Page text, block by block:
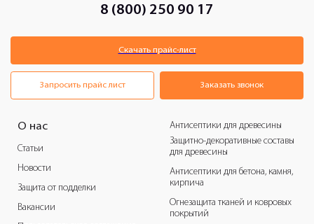
8 (800) 250 90 17
Скачать прайс-лист
Запросить прайс лист
О нас
Статьи
Новости
Защита от подделки
Вакансии
Антисептики для древесины
Защитно-декоративные составы
для древесины
Антисептики для бетона, камня,
кирпича
Огнезащита тканей и ковровых
покрытий
Заказать звонок